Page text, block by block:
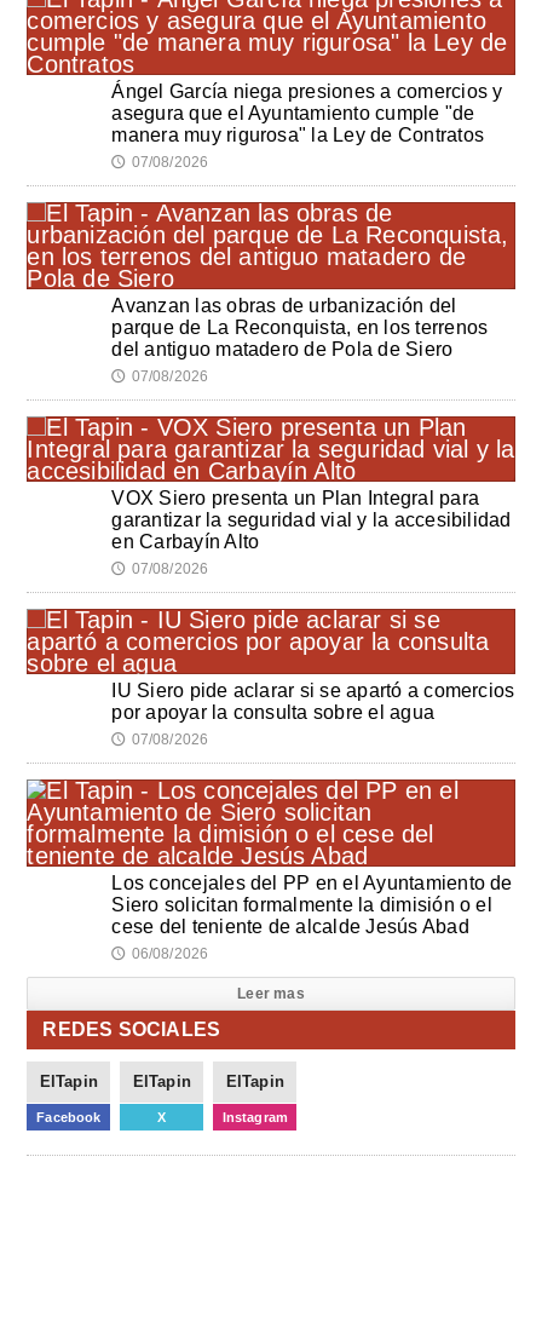
Ángel García niega presiones a comercios y
asegura que el Ayuntamiento cumple "de
manera muy rigurosa" la Ley de Contratos
🕔 07/08/2026
Avanzan las obras de urbanización del
parque de La Reconquista, en los terrenos
del antiguo matadero de Pola de Siero
🕔 07/08/2026
VOX Siero presenta un Plan Integral para
garantizar la seguridad vial y la accesibilidad
en Carbayín Alto
🕔 07/08/2026
IU Siero pide aclarar si se apartó a comercios
por apoyar la consulta sobre el agua
🕔 07/08/2026
Los concejales del PP en el Ayuntamiento de
Siero solicitan formalmente la dimisión o el
cese del teniente de alcalde Jesús Abad
🕔 06/08/2026
Leer mas
REDES SOCIALES
ElTapin
Facebook
ElTapin
X
ElTapin
Instagram